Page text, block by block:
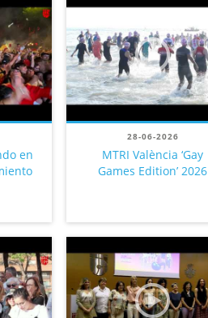
en
28-06-2026
MTRI València ‘Gay
Games Edition’ 2026